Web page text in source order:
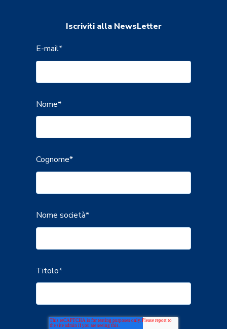
Iscriviti alla NewsLetter
E-mail*
Nome*
Cognome*
Nome società*
Titolo*